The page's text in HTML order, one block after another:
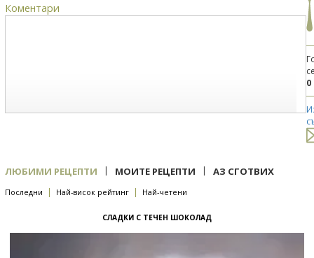
Коментари
0
ЛЮБИМИ РЕЦЕПТИ | МОИТЕ РЕЦЕПТИ | АЗ СГОТВИХ
Последни | Най-висок рейтинг | Най-четени
СЛАДКИ С ТЕЧЕН ШОКОЛАД